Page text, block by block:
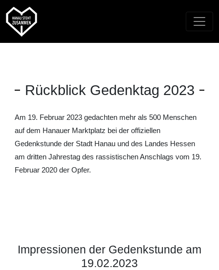
Rückblick Gedenktag 2023
Am 19. Februar 2023 gedachten mehr als 500 Menschen
auf dem Hanauer Marktplatz bei der offiziellen
Gedenkstunde der Stadt Hanau und des Landes Hessen
am dritten Jahrestag des rassistischen Anschlags vom 19.
Februar 2020 der Opfer.
Impressionen der Gedenkstunde am
19.02.2023